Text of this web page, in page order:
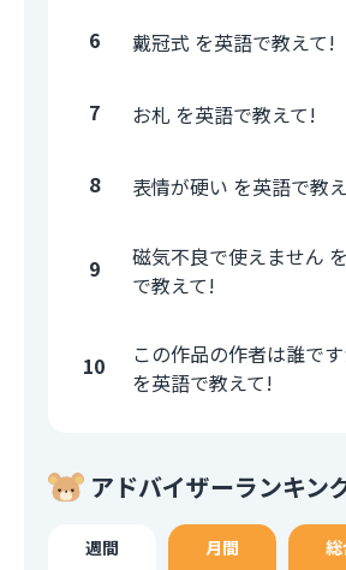
6 戴冠式 を英語で教えて!
7 お札 を英語で教えて!
8 表情が硬い を英語で教
9
磁気不良で使えません
で教えて!
10
この作品の作者は誰です
を英語で教えて!
アドバイザーランキン
週間 月間 総